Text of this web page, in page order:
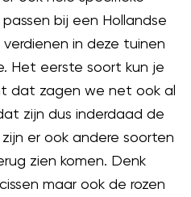
bij een Hollandse
in deze tuinen
Het eerste soort kun je
dat zagen we net ook al
zijn dus inderdaad de
er ook andere soorten
zien komen. Denk
maar ook de rozen